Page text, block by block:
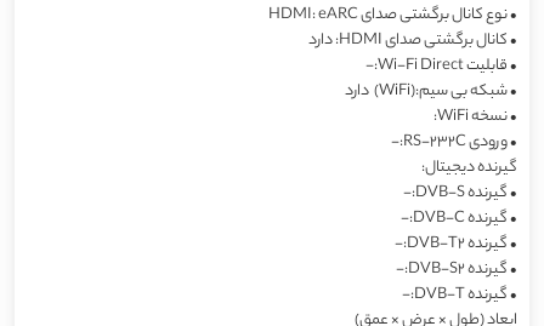
•نوع کانال برگشتی صدای HDMI: eARC
•کانال برگشتی صدای HDMI: دارد
•قابلیت Wi-Fi Direct:-
•شبکە بی سیم:(WiFi) دارد
•نسخه WiFi:
•ورودی RS-232C:-
گیرنده‌ دیجیتال:
•گیرنده DVB-S:-
•گیرنده DVB-C:-
•گیرنده DVB-T2:-
•گیرنده DVB-S2:-
•گیرنده DVB-T:-
ابعاد (طول × عرض × عمق)